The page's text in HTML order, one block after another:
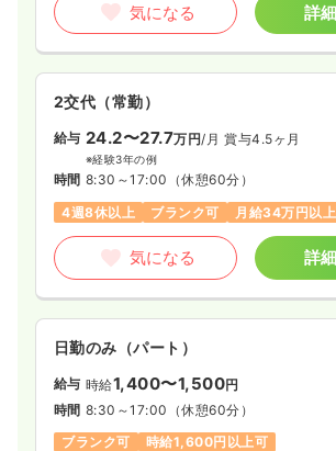
気になる 詳
2交代（常勤）
給与 24.2〜27.7万円/月 賞与4.5ヶ月
※経験3年の例
時間 8:30～17:00 （休憩60分）
4週8休以上
ブランク可 月給34万円以
気になる 詳
日勤のみ（パート）
給与 時給1,400〜1,500円
時間 8:30～17:00 （休憩60分）
ブランク可
時給1,600円以上可